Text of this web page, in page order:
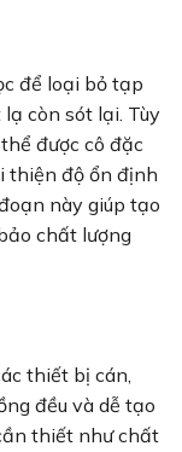
để loại bỏ tạp
còn sót lại. Tùy
được cô đặc
thiện độ ổn định
này giúp tạo
chất lượng
thiết bị cán,
đều và dễ tạo
thiết như chất